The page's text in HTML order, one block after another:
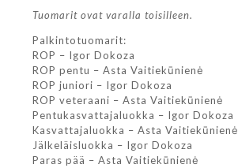
Tuomarit ovat varalla toisilleen.
Palkintotuomarit:
ROP – Igor Dokoza
ROP pentu – Asta Vaitiekūnienė
ROP juniori – Igor Dokoza
ROP veteraani – Asta Vaitiekūnienė
Pentukasvattajaluokka – Igor Dokoza
Kasvattajaluokka – Asta Vaitiekūnienė
Jälkeläisluokka – Igor Dokoza
Paras pää – Asta Vaitiekūnienė